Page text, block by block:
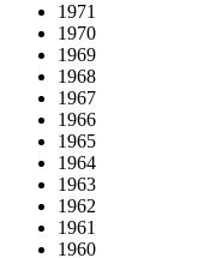
1971
1970
1969
1968
1967
1966
1965
1964
1963
1962
1961
1960